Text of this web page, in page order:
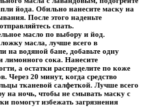
йода. Обильно нанесите маску на
После этого наденьте
спать.
масло по выбору и йод.
масла, лучше всего в
на водяной бане, добавьте одну
лимонного сока. Нанесите
а остатки распределите по коже
Через 20 минут, когда средство
тканевой салфеткой. Лучше всего
на ночь, чтобы не смывать маску с
помогут избежать загрязнения